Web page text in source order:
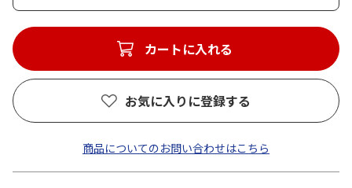
カートに入れる
お気に入りに登録する
商品についてのお問い合わせはこちら